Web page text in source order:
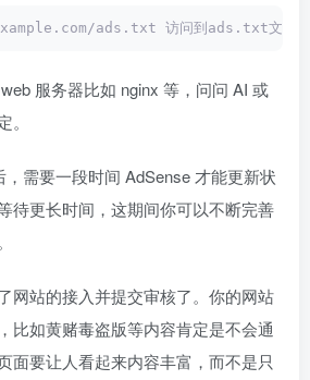
ads.txt 访问到
服务器比如 nginx 等，问问 AI 或
需要一段时间 AdSense 才能更新状
待更长时间，这期间你可以不断完善
网站的接入并提交审核了。你的网站
比如黄赌毒盗版等内容肯定是不会通
面要让人看起来内容丰富，而不是只